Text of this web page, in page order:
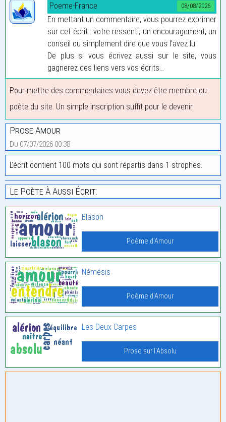
08/08/2026
Poeme-France
En mettant un commentaire, vous pourrez exprimer
sur cet écrit : votre ressenti, un encouragement, un
conseil ou simplement dire que vous l'avez lu.
De plus si vous écrivez aussi sur le site, vous
gagnerez des liens vers vos écrits...
Pour mettre des commentaires vous devez être membre ou
poète du site. Un simple inscription suffit pour le devenir.
Prose Amour
Du 07/07/2026 00:38
L'écrit contient 100 mots qui sont répartis dans 1 strophes.
Le Poète À Aussi Écrit:
Blason
Poème d'Amour
Némésis
Poème d'Amour
Les Deux Carpes
Prose sur l'Absolu